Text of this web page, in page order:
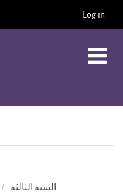
Log in
السنة الثالثة